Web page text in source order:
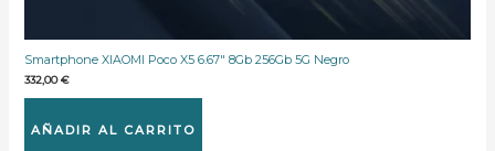
Smartphone XIAOMI Poco X5 6.67″ 8Gb 256Gb 5G Negro
332,00€
AÑADIR AL CARRITO